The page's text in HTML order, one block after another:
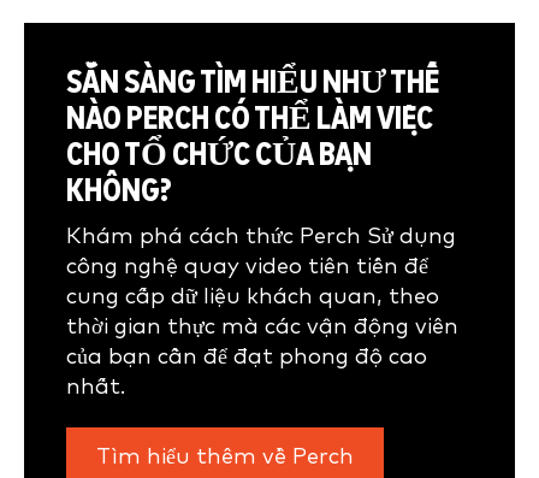
SẴN SÀNG TÌM HIỂU NHƯ THẾ
NÀO PERCH CÓ THỂ LÀM VIỆC
CHO TỔ CHỨC CỦA BẠN
KHÔNG?
Khám phá cách thức Perch Sử dụng
công nghệ quay video tiên tiến để
cung cấp dữ liệu khách quan, theo
thời gian thực mà các vận động viên
của bạn cần để đạt phong độ cao
nhất.
Tìm hiểu thêm về Perch